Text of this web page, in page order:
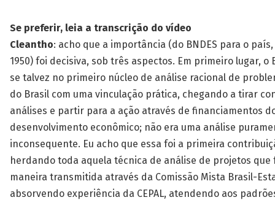
Se preferir, leia a transcrição do vídeo
Cleantho: acho que a importância (do BNDES para o
1950) foi decisiva, sob três aspectos. Em primeiro lugar, o
se talvez no primeiro núcleo de análise racional de
do Brasil com uma vinculação prática, chegando a tirar
análises e partir para a ação através de financiamentos
desenvolvimento econômico; não era uma análise
inconsequente. Eu acho que essa foi a primeira
herdando toda aquela técnica de análise de projetos que
maneira transmitida através da Comissão Mista Brasil-
absorvendo experiência da CEPAL, atendendo aos